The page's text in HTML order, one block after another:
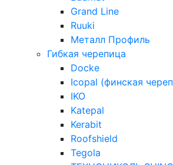
Grand Line
Ruuki
Металл Профиль
Гибкая черепица
Docke
Icopal (финская
IKO
Katepal
Kerabit
Roofshield
Tegola